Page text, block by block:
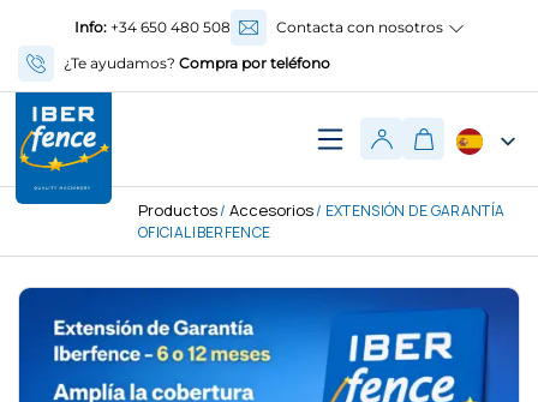
Info:+34 650 480 508
Contacta con nosotros
¿Te ayudamos? Compra por teléfono
Productos/ Accesorios/ EXTENSIÓN DE GARANTÍA
OFICIAL IBERFENCE